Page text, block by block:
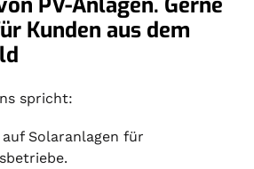
Kunden aus dem
spricht:
auf Solaranlagen für